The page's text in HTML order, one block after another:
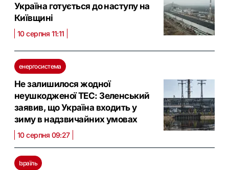
Україна готується до наступу на
Київщині
10 серпня 11:11
енергосистема
Не залишилося жодної
неушкодженої ТЕС: Зеленський
заявив, що Україна входить у
зиму в надзвичайних умовах
10 серпня 09:27
Ізраїль